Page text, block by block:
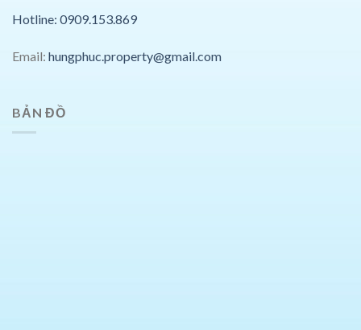
Hotline: 0909.153.869
Email: hungphuc.property@gmail.com
BẢN ĐỒ